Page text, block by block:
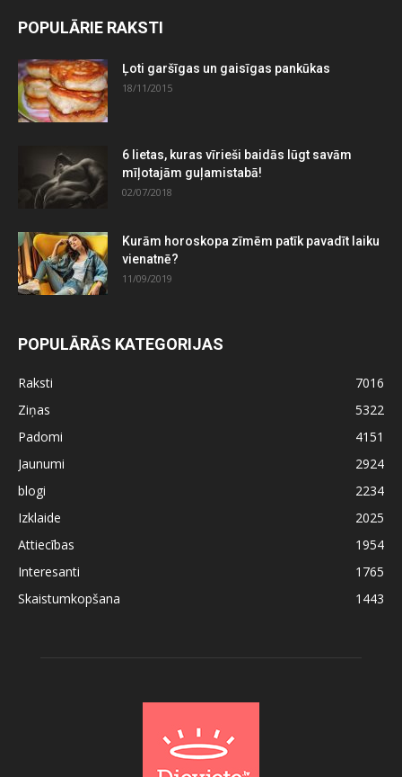
POPULĀRIE RAKSTI
Ļoti garšīgas un gaisīgas pankūkas
18/11/2015
6 lietas, kuras vīrieši baidās lūgt savām
mīļotajām guļamistabā!
02/07/2018
Kurām horoskopa zīmēm patīk pavadīt laiku
vienatnē?
11/09/2019
POPULĀRĀS KATEGORIJAS
Raksti
7016
Ziņas
5322
Padomi
4151
Jaunumi
2924
blogi
2234
Izklaide
2025
Attiecības
1954
Interesanti
1765
Skaistumkopšana
1443